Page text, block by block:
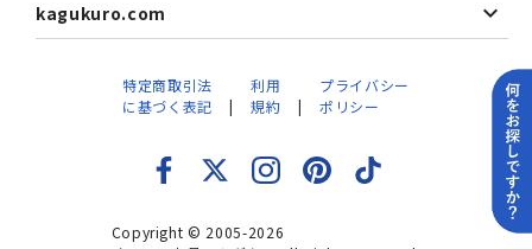
kagukuro.com
Copyright © 2005-2026
特定商取引法
に基づく表記
利用
規約
プライバシー
ポリシー